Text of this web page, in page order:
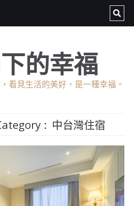
的幸福
看見生活的美好，是一種幸福。
: 中台灣住宿